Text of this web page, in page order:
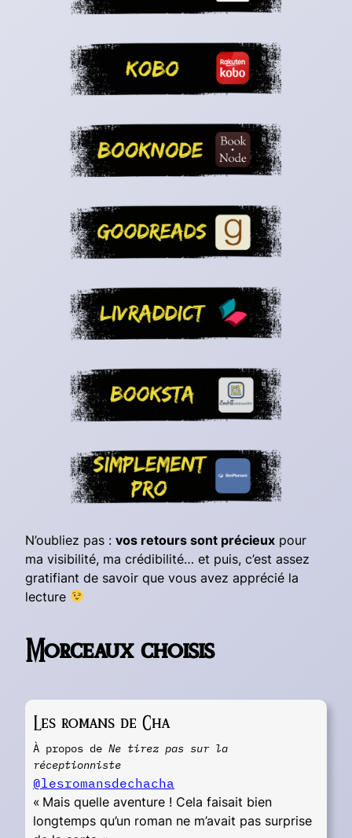
N’oubliez pas : vos retours sont précieux pour
ma visibilité, ma crédibilité… et puis, c’est assez
gratifiant de savoir que vous avez apprécié la
lecture
Morceaux choisis
Les romans de Cha
À propos de Ne tirez pas sur la
réceptionniste
@lesromansdechacha
« Mais quelle aventure ! Cela faisait bien
longtemps qu’un roman ne m’avait pas surprise